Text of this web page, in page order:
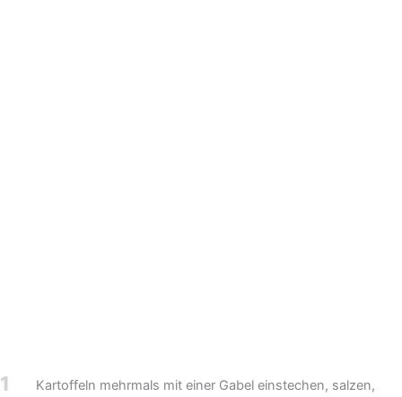
1
Kartoffeln mehrmals mit einer Gabel einstechen, salzen,